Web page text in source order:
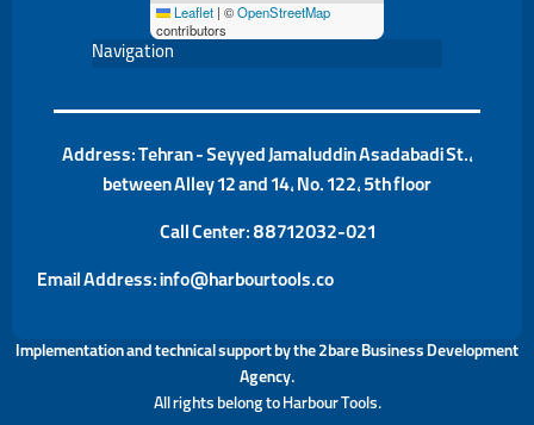
Leaflet | ©OpenStreetMap
contributors
Navigation
Address: Tehran - Seyyed Jamaluddin Asadabadi St.,
between Alley 12 and 14, No. 122, 5th floor
Call Center:88712032-021
Email Address: info@harbourtools.co
Implementation and technical support by the2bare Business Development
Agency.
All rights belong to Harbour Tools.